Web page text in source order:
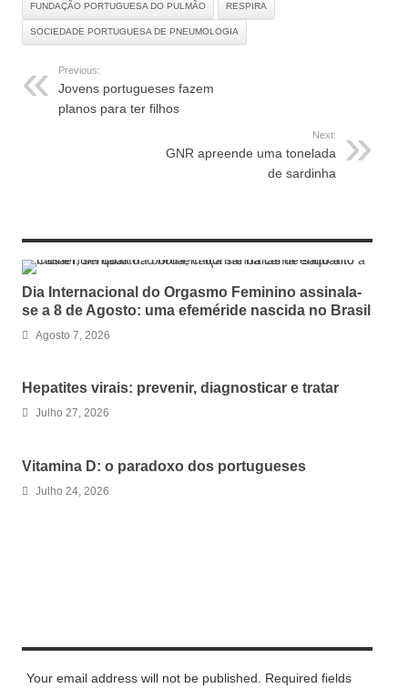
FUNDAÇÃO PORTUGUESA DO PULMÃO RESPIRA
SOCIEDADE PORTUGUESA DE PNEUMOLOGIA
Previous:
Jovens portugueses fazem
planos para ter filhos
Next:
GNR apreende uma tonelada
de sardinha
Dia Internacional do Orgasmo Feminino assinala-
se a 8 de Agosto: uma efeméride nascida no Brasil
Agosto 7, 2026
Hepatites virais: prevenir, diagnosticar e tratar
Julho 27, 2026
Vitamina D: o paradoxo dos portugueses
Julho 24, 2026
Your email address will not be published. Required fields